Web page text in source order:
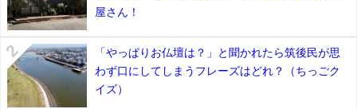
屋さん！
「やっぱりお仏壇は？」と聞かれたら筑後民が思
わず口にしてしまうフレーズはどれ？（ちっごク
イズ）